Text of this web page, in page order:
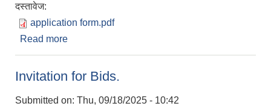
दस्तावेज:
application form.pdf
Read more
Invitation for Bids.
Submitted on: Thu, 09/18/2025 - 10:42